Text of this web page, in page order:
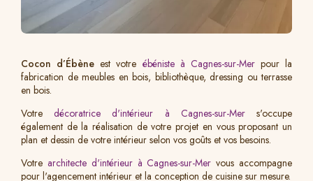
Cocon d’Ébèneest votre ébéniste à Cagnes-sur-Merpour la
fabrication de meubles en bois, bibliothèque, dressing ou terrasse
en bois.
Votredécoratrice d'intérieur à Cagnes-sur-Mers'occupe
également de la réalisation de votre projet en vous proposant un
plan et dessin de votre intérieur selon vos goûts et vos besoins.
Votre architecte d'intérieur à Cagnes-sur-Mer vous accompagne
pour l'agencement intérieur et la conception de cuisine sur mesure.